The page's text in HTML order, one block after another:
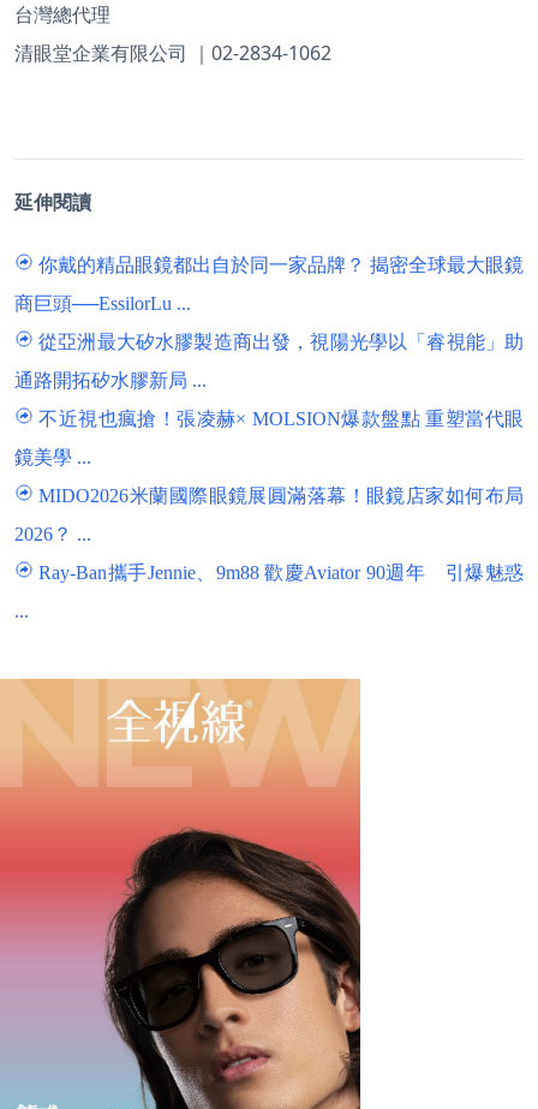
台灣總代理
清眼堂企業有限公司 ｜02-2834-1062
延伸閱讀
你戴的精品眼鏡都出自於同一家品牌？ 揭密全球最大眼鏡
商巨頭──EssilorLu ...
從亞洲最大矽水膠製造商出發，視陽光學以「睿視能」助
通路開拓矽水膠新局 ...
不近視也瘋搶！張凌赫× MOLSION爆款盤點 重塑當代眼
鏡美學 ...
MIDO2026米蘭國際眼鏡展圓滿落幕！眼鏡店家如何布局
2026？ ...
Ray-Ban攜手Jennie、9m88 歡慶Aviator 90週年 引爆魅惑
...